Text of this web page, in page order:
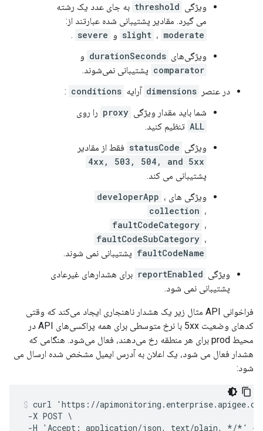
ویژگی threshold به جای عدد یک رشته
می گیرد. مقادیر پشتیبانی شده عبارتند از:
slight ، moderate ​​و severe
.
ویژگی‌های durationSeconds و
comparator پشتیبانی نمی‌شوند.
در عنصر dimensions آرایه conditions
:
شما باید مقدار ویژگی proxy را روی
ALL تنظیم کنید.
ویژگی statusCode فقط از مقادیر
4xx, 503, 504, and 5xx
پشتیبانی می کند.
ویژگی های
developerApp ،
collection ،
faultCodeCategory ،
faultCodeSubCategory ،
faultCodeName پشتیبانی نمی شوند.
ویژگی reportEnabled برای هشدارهای غیرعادی
پشتیبانی نمی شود.
فراخوانی API مثال زیر یک هشدار ناهنجاری ایجاد می‌کند که وقتی
کدهای وضعیت 5xx با نرخ متوسطی برای همه پراکسی‌های API در
محیط prod برای هر منطقه رخ می‌دهند، فعال می‌شود. هنگامی که
هشدار فعال می شود، یک اعلان به آدرس ایمیل مشخص شده ارسال می
شود:
curl 'https://
-X POST \
-H 'Accept: application/json, text/plain, */*' -H